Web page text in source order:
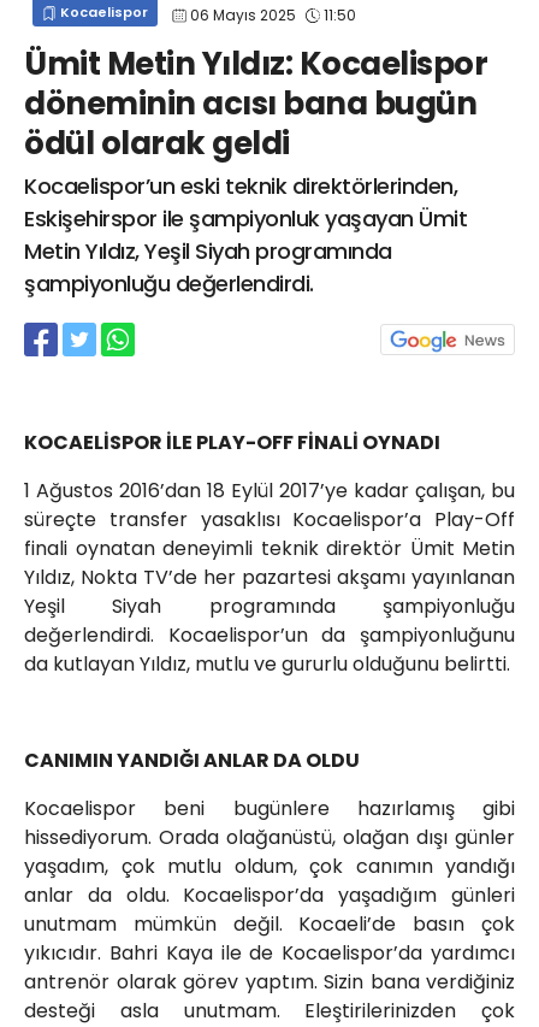
Kocaelispor 06 Mayıs 2025 11:50
Ümit Metin Yıldız: Kocaelispor
döneminin acısı bana bugün
ödül olarak geldi
Kocaelispor’un eski teknik direktörlerinden,
Eskişehirspor ile şampiyonluk yaşayan Ümit
Metin Yıldız, Yeşil Siyah programında
şampiyonluğu değerlendirdi.
KOCAELİSPOR İLE PLAY-OFF FİNALİ OYNADI
1 Ağustos 2016’dan 18 Eylül 2017’ye kadar çalışan, bu
süreçte transfer yasaklısı Kocaelispor’a Play-Off
finali oynatan deneyimli teknik direktör Ümit Metin
Yıldız, Nokta TV’de her pazartesi akşamı yayınlanan
Yeşil Siyah programında şampiyonluğu
değerlendirdi. Kocaelispor’un da şampiyonluğunu
da kutlayan Yıldız, mutlu ve gururlu olduğunu belirtti.
CANIMIN YANDIĞI ANLAR DA OLDU
Kocaelispor beni bugünlere hazırlamış gibi
hissediyorum. Orada olağanüstü, olağan dışı günler
yaşadım, çok mutlu oldum, çok canımın yandığı
anlar da oldu. Kocaelispor’da yaşadığım günleri
unutmam mümkün değil. Kocaeli’de basın çok
yıkıcıdır. Bahri Kaya ile de Kocaelispor’da yardımcı
antrenör olarak görev yaptım. Sizin bana verdiğiniz
desteği asla unutmam. Eleştirilerinizden çok
info@spor41.com